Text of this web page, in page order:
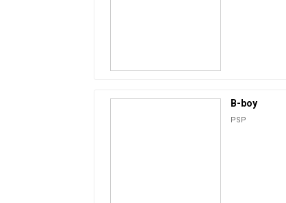
B-boy
PSP